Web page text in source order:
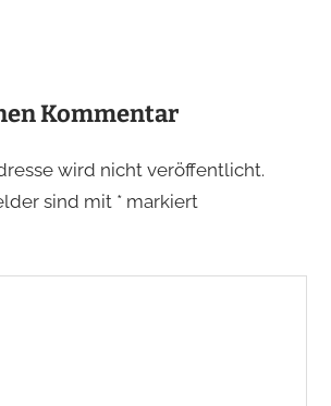
Kommentar
wird nicht veröffentlicht.
sind mit *markiert